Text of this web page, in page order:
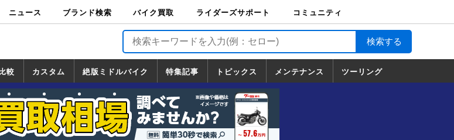
ニュース ブランド検索 バイク買取
バイク買取
ライダーズサポート
ライダーズサポート
TOP
バイク輸送
バイクガレージライ
フ
バイク車両保険
ロードサービス
バイク試乗
コミュニティ
較 カスタム
カスタム
一覧
ホンダ
ヤマハ
スズキ
カワサキ
絶版ミドルバイク
絶版ミドルバイク
一覧
ホンダ
ヤマハ
スズキ
カワサキ
特集記事 トピックス
トピックス
一覧
ホンダ
ヤマハ
スズキ
カワサキ
ハーレーダ
ビッドソン
BMW
ドゥカティ
トライアン
フ
メンテナンス ツーリング
道の駅調査隊
ツーリング情報局
日本の道50選
国道めぐり
林道ツーリング